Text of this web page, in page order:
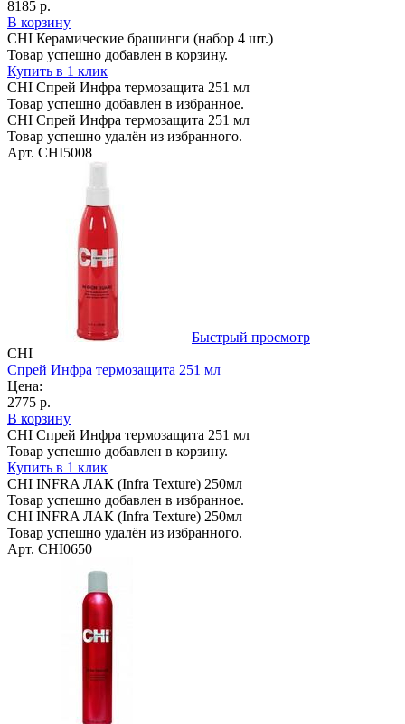
8185 р.
В корзину
CHI Керамические брашинги (набор 4 шт.)
Товар успешно добавлен в корзину.
Купить в 1 клик
CHI Спрей Инфра термозащита 251 мл
Товар успешно добавлен в избранное.
CHI Спрей Инфра термозащита 251 мл
Товар успешно удалён из избранного.
Арт. CHI5008
Быстрый просмотр
CHI
Спрей Инфра термозащита 251 мл
Цена:
2775 р.
В корзину
CHI Спрей Инфра термозащита 251 мл
Товар успешно добавлен в корзину.
Купить в 1 клик
CHI INFRA ЛАК (Infra Texture) 250мл
Товар успешно добавлен в избранное.
CHI INFRA ЛАК (Infra Texture) 250мл
Товар успешно удалён из избранного.
Арт. CHI0650